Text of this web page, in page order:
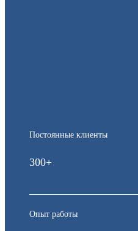
Постоянные клиенты
300+
Опыт работы